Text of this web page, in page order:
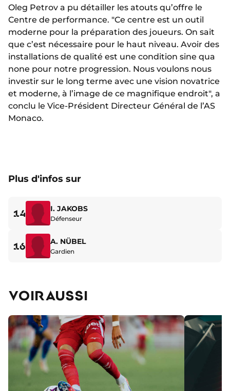
Oleg Petrov a pu détailler les atouts qu’offre le
Centre de performance. "Ce centre est un outil
moderne pour la préparation des joueurs. On sait
que c’est nécessaire pour le haut niveau. Avoir des
installations de qualité est une condition sine qua
none pour notre progression. Nous voulons nous
investir sur le long terme avec une vision novatrice
et moderne, à l’image de ce magnifique endroit", a
conclu le Vice-Président Directeur Général de l’AS
Monaco.
Plus d'infos sur
14 I. JAKOBS
Défenseur
16 A. NÜBEL
Gardien
VOIR AUSSI